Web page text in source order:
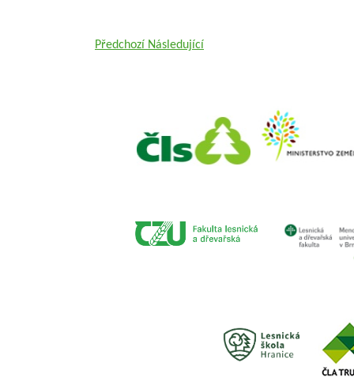
Předchozí Následující